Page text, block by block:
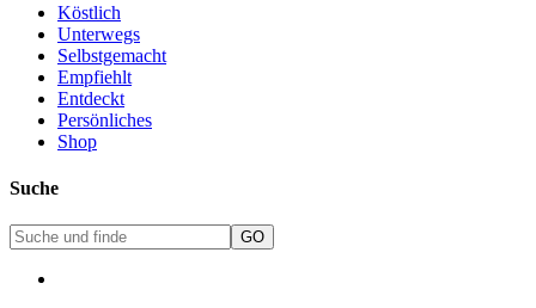
Köstlich
Unterwegs
Selbstgemacht
Empfiehlt
Entdeckt
Persönliches
Shop
Suche